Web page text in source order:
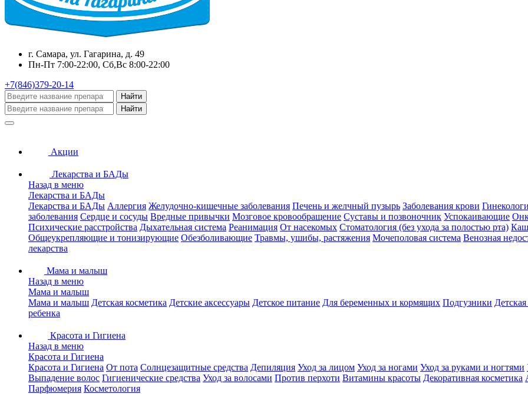
г. Самара, ул. Гагарина, д. 49
Пн-Пт 7:00-22:00, Сб,Вс 8:00-22:00
+7(846)379-20-14
Найти
Найти
Акции
Лекарства и БАДы
Назад в меню
Лекарства и БАДы
Лекарства и БАДы Аллергия Желудочно-кишечные заболевания Печень и желчный пузырь Заболевания крови
заболевания Сердце и сосуды Вредные привычки Мозговое кровообращение Суставы и позвоночник Успокаивающие
Психические расстройства Дыхательная система Реанимация От насекомых Стоматология (без ухода за полостью рта)
Общеукрепляющие и тонизирующие Обезболивающие Травмы, ушибы, растяжения Мочеполовая система Венозная
лекарства
Мама и малыш
Назад в меню
Мама и малыш
Мама и малыш Детская косметика Детские аксессуары Детское питание Для беременных и кормящих Подгузники
ребенка
Красота и Гигиена
Назад в меню
Красота и Гигиена
Красота и Гигиена От пота Солнцезащитные средства Депиляция Уход за лицом Уход за ногами Уход за руками и ногтями
Выпадение волос Гигиенические средства Уход за волосами Против перхоти Витамины красоты Декоративная косметика
Парфюмерия Косметология